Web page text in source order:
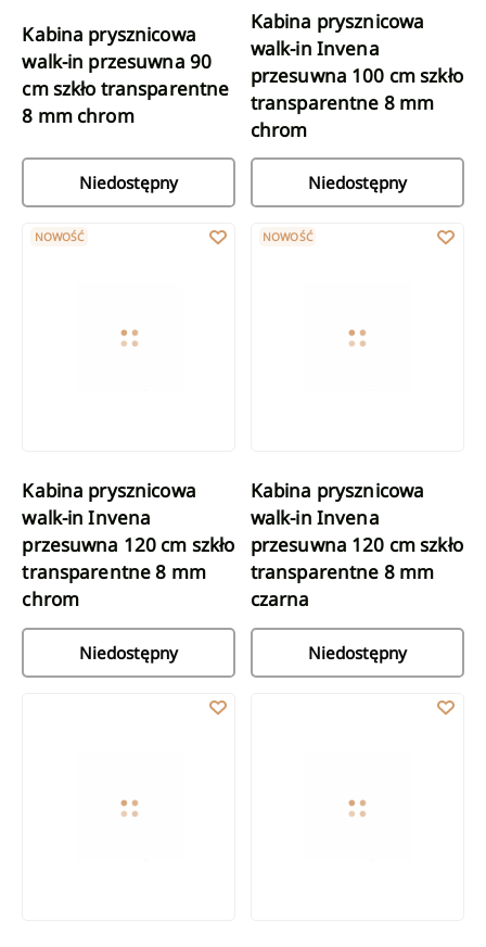
Kabina prysznicowa
walk-in przesuwna 90
cm szkło transparentne
8 mm chrom
Niedostępny
Kabina prysznicowa
walk-in Invena
przesuwna 100 cm szkło
transparentne 8 mm
chrom
Niedostępny
Kabina prysznicowa walk-in Invena przesuwna 120 cm szkło
NOWOŚĆ
Kabina prysznicowa
walk-in Invena
przesuwna 120 cm szkło
transparentne 8 mm
chrom
Niedostępny
Kabina prysznicowa walk-in
NOWOŚĆ
Kabina prysznicowa
walk-in Invena
przesuwna 120 cm szkło
transparentne 8 mm
czarna
Niedostępny
Kabina prysznicowa walk-in Invena II Trend 80 × 200 cm,
Kabina prysznicowa walk-in